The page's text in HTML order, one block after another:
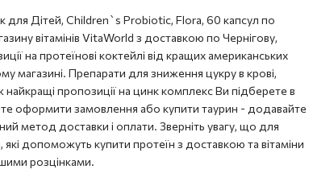
Дітей, Children`s Probiotic, Flora, 60 капсул по
вітамінів VitaWorld з доставкою по Чернігову,
на протеїнові коктейлі від кращих американських
магазині. Препарати для зниження цукру в крові,
найкращі пропозиції на цинк комплекс Ви підберете в
оформити замовлення або купити таурин - додавайте
метод доставки і оплати. Зверніть увагу, що для
допоможуть купити протеїн з доставкою та вітаміни
розцінками.